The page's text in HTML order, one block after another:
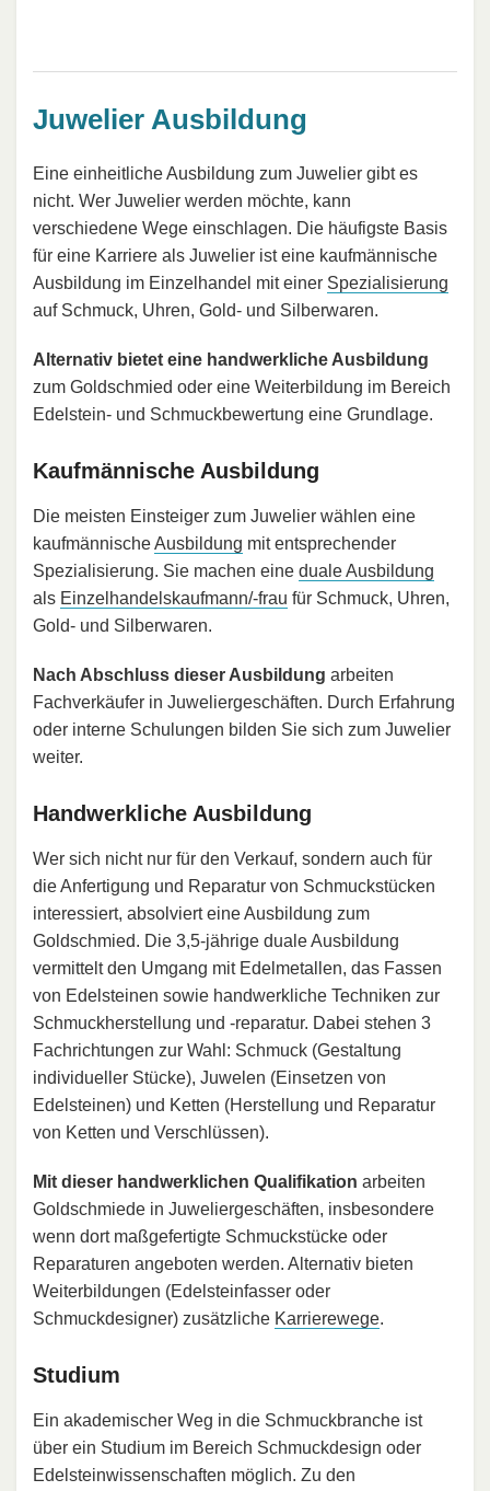
Juwelier Ausbildung
Eine einheitliche Ausbildung zum Juwelier gibt es
nicht. Wer Juwelier werden möchte, kann
verschiedene Wege einschlagen. Die häufigste Basis
für eine Karriere als Juwelier ist eine kaufmännische
Ausbildung im Einzelhandel mit einer Spezialisierung
auf Schmuck, Uhren, Gold- und Silberwaren.
Alternativ bietet eine handwerkliche Ausbildung
zum Goldschmied oder eine Weiterbildung im Bereich
Edelstein- und Schmuckbewertung eine Grundlage.
Kaufmännische Ausbildung
Die meisten Einsteiger zum Juwelier wählen eine
kaufmännischeAusbildung mit entsprechender
Spezialisierung. Sie machen eine duale Ausbildung
als Einzelhandelskaufmann/-frau für Schmuck, Uhren,
Gold- und Silberwaren.
Nach Abschluss dieser Ausbildung arbeiten
Fachverkäufer in Juweliergeschäften. Durch Erfahrung
oder interne Schulungen bilden Sie sich zum Juwelier
weiter.
Handwerkliche Ausbildung
Wer sich nicht nur für den Verkauf, sondern auch für
die Anfertigung und Reparatur von Schmuckstücken
interessiert, absolviert eine Ausbildung zum
Goldschmied. Die 3,5-jährige duale Ausbildung
vermittelt den Umgang mit Edelmetallen, das Fassen
von Edelsteinen sowie handwerkliche Techniken zur
Schmuckherstellung und -reparatur. Dabei stehen 3
Fachrichtungen zur Wahl: Schmuck (Gestaltung
individueller Stücke), Juwelen (Einsetzen von
Edelsteinen) und Ketten (Herstellung und Reparatur
von Ketten und Verschlüssen).
Mit dieser handwerklichen Qualifikation arbeiten
Goldschmiede in Juweliergeschäften, insbesondere
wenn dort maßgefertigte Schmuckstücke oder
Reparaturen angeboten werden. Alternativ bieten
Weiterbildungen (Edelsteinfasser oder
Schmuckdesigner) zusätzliche Karrierewege.
Studium
Ein akademischer Weg in die Schmuckbranche ist
über ein Studium im Bereich Schmuckdesign oder
Edelsteinwissenschaften möglich. Zu den